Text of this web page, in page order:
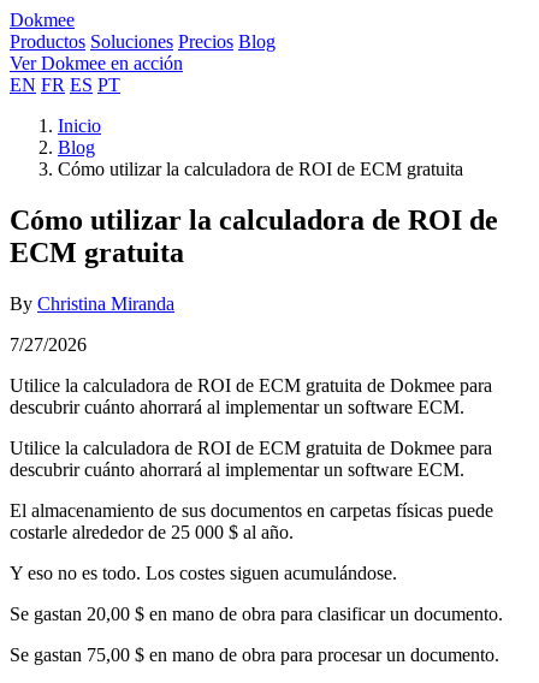
Dokmee
Productos Soluciones Precios Blog
Ver Dokmee en acción
EN FR ES PT
Inicio
Blog
Cómo utilizar la calculadora de ROI de ECM gratuita
Cómo utilizar la calculadora de ROI de
ECM gratuita
By Christina Miranda
7/27/2026
Utilice la calculadora de ROI de ECM gratuita de Dokmee para
descubrir cuánto ahorrará al implementar un software ECM.
Utilice la calculadora de ROI de ECM gratuita de Dokmee para
descubrir cuánto ahorrará al implementar un software ECM.
El almacenamiento de sus documentos en carpetas físicas puede
costarle alrededor de 25 000 $ al año.
Y eso no es todo. Los costes siguen acumulándose.
Se gastan 20,00 $ en mano de obra para clasificar un documento.
Se gastan 75,00 $ en mano de obra para procesar un documento.